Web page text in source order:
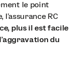
le point
l’assurance RC
plus il est facile
du